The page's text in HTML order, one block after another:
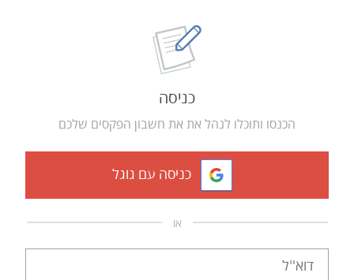
כניסה
הכנסו ותוכלו לנהל את את חשבון הפקסים שלכם
כניסה עם גוגל
או